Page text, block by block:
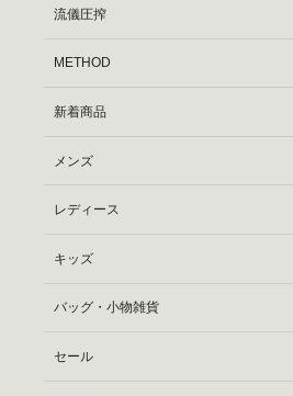
流儀圧搾
METHOD
新着商品
メンズ
レディース
キッズ
バッグ・小物雑貨
セール